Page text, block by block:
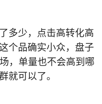
多少，点击高转化高
个品确实小众，盘子
，单量也不会高到哪
就可以了。